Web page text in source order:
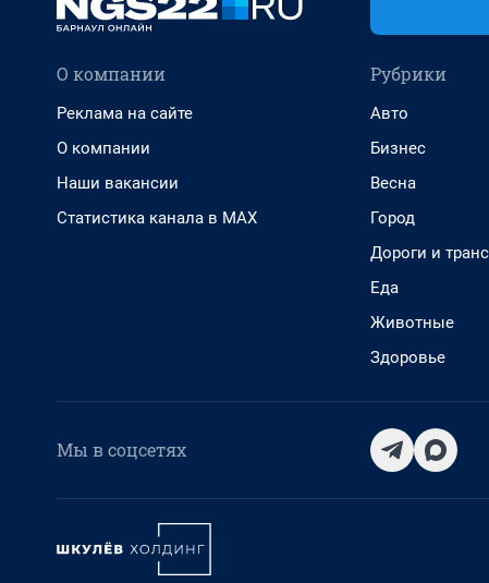
О компании
Реклама на сайте
О компании
Наши вакансии
Статистика канала в MAX
Рубрики
Авто
Бизнес
Весна
Город
Дороги и
Еда
Животные
Здоровье
Мы в соцсетях